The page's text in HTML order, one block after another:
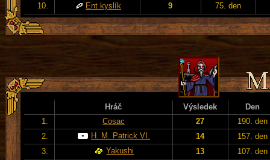
10.
Ent kyslík 9 75. den
Hráč Výsledek
Den
1.
Cosac 27
190. den
2.
H. M. Patrick VI. 14
157. den
3.
Yakushi 13
107. den